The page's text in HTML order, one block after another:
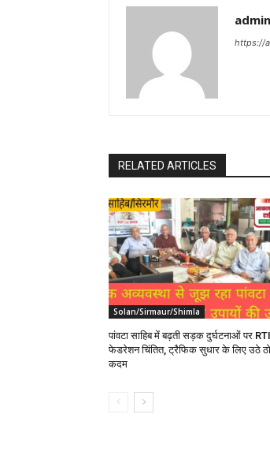
admin
https://
RELATED ARTICLES
Solan/Sirmaur/Shimla
पांवटा साहिब में बढ़ती सड़क दुर्घटनाओं पर RTI
फेडरेशन चिंतित, ट्रैफिक सुधार के लिए उठे
कदम